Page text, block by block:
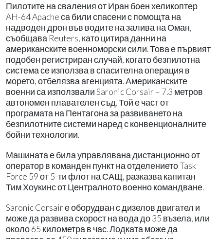
Пилотите на сваления от Иран боен хеликоптер
AH-64 Apache са били спасени с помощта на
надводен дрон във водите на залива на Оман,
съобщава Reuters, като цитира данни на
американските военноморски сили. Това е първият
подобен регистриран случай, когато безпилотна
система се използва в спасителна операция в
морето, отбелязва агенцията. Американските
военни са използвали Saronic Corsair – 7.3 метров
автономен плавателен съд. Той е част от
програмата на Пентагона за развиването на
безпилотните системи наред с конвенционалните
бойни технологии.
Машината е била управлявана дистанционно от
оператор в команден пункт на отделението Task
Force 59 от 5-ти флот на САЩ, разказва капитан
Тим Хоукинс от Централното военно командване.
Saronic Corsair е оборудван с дизелов двигател и
може да развива скорост на вода до 35 възела, или
около 65 километра в час. Лодката може да